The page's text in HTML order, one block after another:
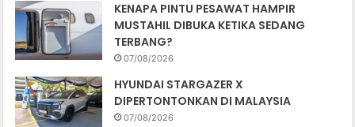
KENAPA PINTU PESAWAT HAMPIR
MUSTAHIL DIBUKA KETIKA SEDANG
TERBANG?
07/08/2026
HYUNDAI STARGAZER X
DIPERTONTONKAN DI MALAYSIA
07/08/2026